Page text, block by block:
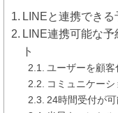
LINEと連携でき
LINE連携可能な
ト
ユーザーを顧
コミュニケー
24時間受付が